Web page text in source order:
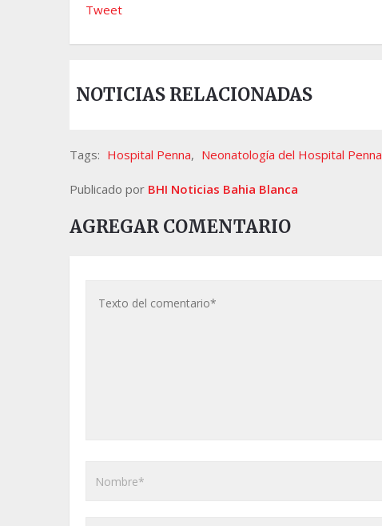
Tweet
NOTICIAS RELACIONADAS
Tags: Hospital Penna, Neonatología del Hospital Penna
Publicado por BHI Noticias Bahia Blanca
AGREGAR COMENTARIO